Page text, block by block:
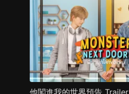
他闖進我的世界預告 Trailer